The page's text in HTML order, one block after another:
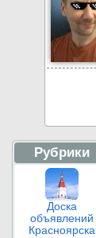
Рубрики
Доска
объявлений
Красноярска